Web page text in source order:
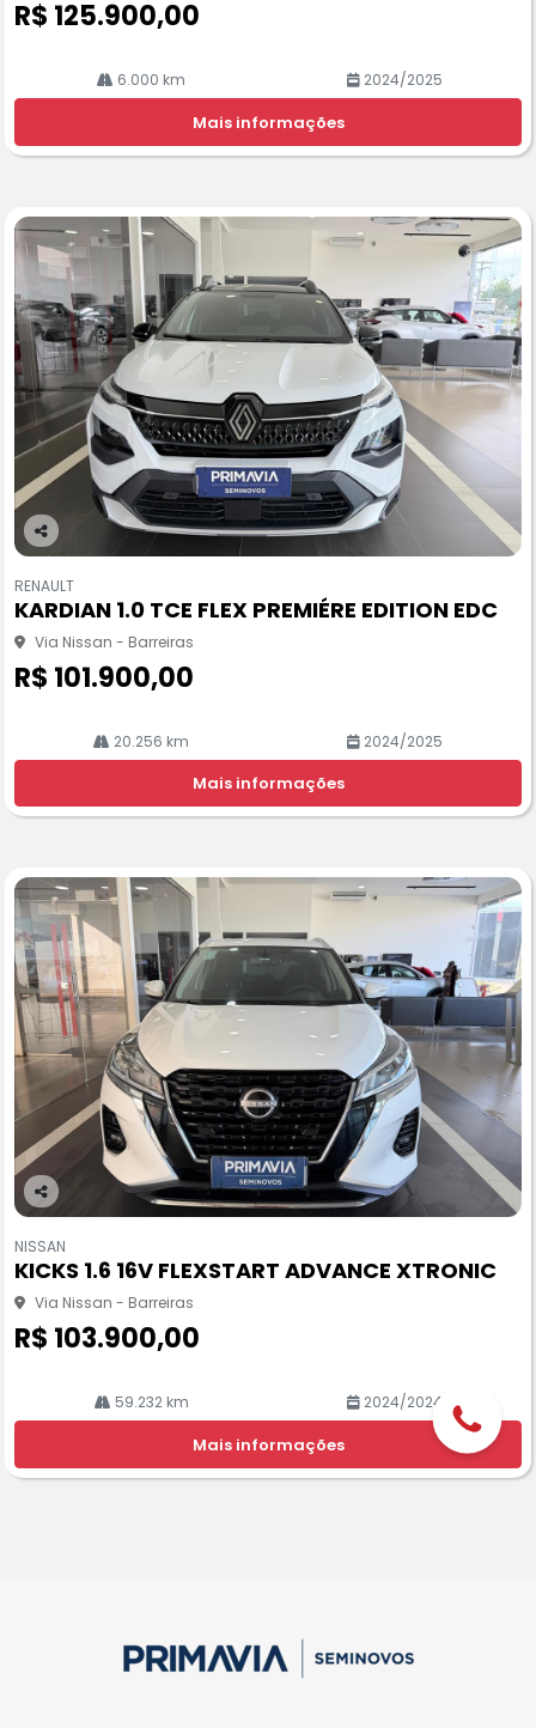
R$ 125.900,00
6.000 km 2024/2025
Mais informações
Co
pa
rtil
he
RENAULT
KARDIAN 1.0 TCE FLEX PREMIÉRE EDITION EDC
Via Nissan - Barreiras
R$ 101.900,00
20.256 km 2024/2025
Mais informações
Co
pa
rtil
he
NISSAN
KICKS 1.6 16V FLEXSTART ADVANCE XTRONIC
Via Nissan - Barreiras
R$ 103.900,00
59.232 km 2024/2024
Mais informações